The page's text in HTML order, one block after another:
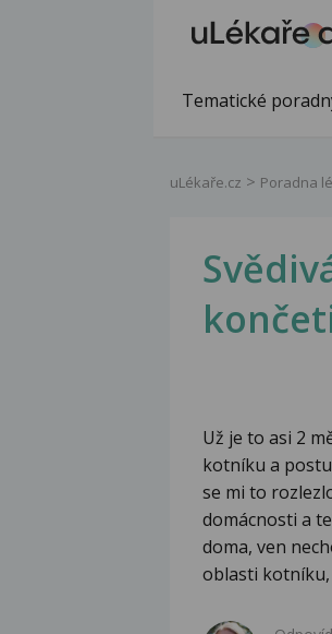
Tematické
uLékaře.cz Poradna
Už je to asi 2
kotníku a
se mi to
domácnosti a
doma, ven
oblasti